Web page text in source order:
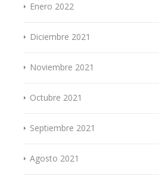
Enero 2022
Diciembre 2021
Noviembre 2021
Octubre 2021
Septiembre 2021
Agosto 2021